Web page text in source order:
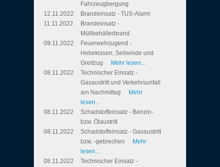
Fahrzeugbergung
12.11.2022
Brandeinsatz - TUS-Alarm
11.11.2022
Brandeinsatz -
Müllbehälterbrand
09.11.2022
Feuerwehrjugend -
Hebekissen, Seilwinde und
Greifzug
Mehr lesen...
08.11.2022
Technischer Einsatz -
Gasaustritt und Verkehrsunfall
am Nachmittag
Mehr
lesen...
08.11.2022
Schadstoffeinsatz - Benzin-
bzw. Ölaustritt
08.11.2022
Schadstoffeinsatz - Gasaustritt
bzw. -gebrechen
Mehr
lesen...
08.11.2022
Technischer Einsatz -